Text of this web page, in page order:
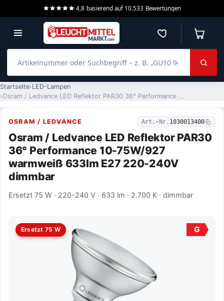
4,8 basierend auf 10.533 Bewertungen
Merkzettel
Startseite LED-Lampen
Osram / Ledvance LED Reflektor PAR30 36° Performance 10-75W/927 warmweiß 633lm E27 220-240V dimmbar
OSRAM / LEDVANCE Art.-Nr. 1030013400
Osram / Ledvance LED Reflektor PAR30
36° Performance 10-75W/927
warmweiß 633lm E27 220-240V
dimmbar
Ersetzt 75 W · 220-240 V · 633 lm · 2.700 K · dimmbar
Ersetzt 75 W G